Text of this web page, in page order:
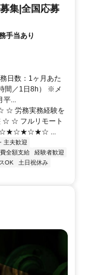
集|全国応募
手当あり
日数：1ヶ月あた
間／1日8h） ※メ
...
務実務経験を
☆ ☆ フルリモート
...
主夫歓迎
全額支給
経験者歓迎
OK
土日祝休み